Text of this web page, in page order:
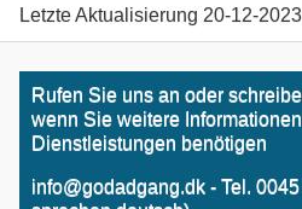
Letzte Aktualisierung 20-12-
Rufen Sie uns an oder
wenn Sie weitere
Dienstleistungen benötigen
info@godadgang.dk - Tel.